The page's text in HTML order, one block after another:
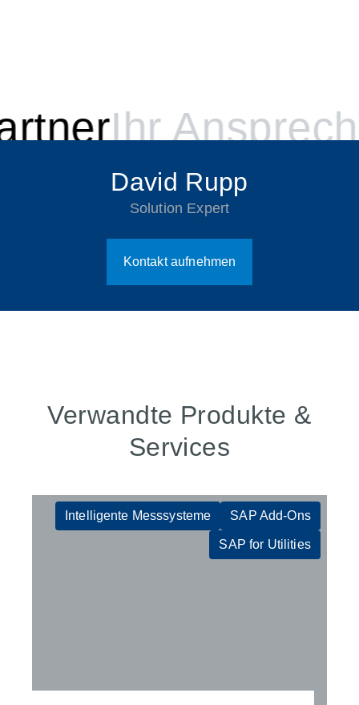
Ihr
David Rupp
Solution Expert
Kontakt aufnehmen
Verwandte Produkte &
Services
Intelligente Messsysteme SAP Add-Ons
SAP for Utilities